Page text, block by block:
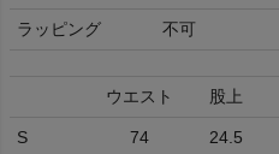
ラッピング 不可
ウエスト 股上
S 74 24.5